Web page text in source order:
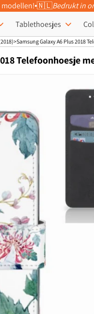
modellen! 🇳🇱Bedrukt in
Tablethoesjes
Samsung Galaxy A6 Plus 2018
Telefoonhoesje